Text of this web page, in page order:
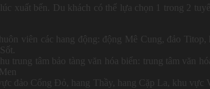
xuất bến. Du khách có thể lựa chọn 1 trong 2
viên các hang động: động Mê Cung, đảo Titop,
trung tâm bảo tàng văn hóa biển: trung tâm văn
đảo Cống Đỏ, hang Thầy, hang Cặp La, khu vực